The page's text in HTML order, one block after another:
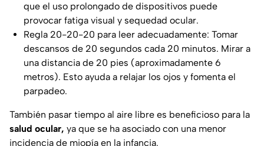
que el uso prolongado de dispositivos puede
provocar fatiga visual y sequedad ocular.
Regla 20-20-20 para leer adecuadamente: Tomar
descansos de 20 segundos cada 20 minutos. Mirar a
una distancia de 20 pies (aproximadamente 6
metros). Esto ayuda a relajar los ojos y fomenta el
parpadeo.
También pasar tiempo al aire libre es beneficioso para la
salud ocular, ya que se ha asociado con una menor
incidencia de miopía en la infancia.